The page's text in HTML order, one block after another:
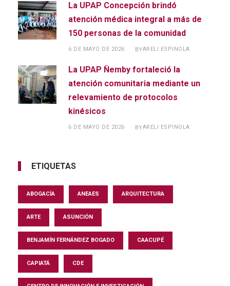
La UPAP Concepción brindó
atención médica integral a más de
150 personas de la comunidad
6 DE MAYO DE 2026 BYARELI ESPINOLA
La UPAP Ñemby fortaleció la
atención comunitaria mediante un
relevamiento de protocolos
kinésicos
6 DE MAYO DE 2026 BYARELI ESPINOLA
ETIQUETAS
ABOGACÍA ANEAES ARQUITECTURA
ARTE ASUNCIÓN
BENJAMÍN FERNÁNDEZ BOGADO CAACUPÉ
CAPIATÁ CDE